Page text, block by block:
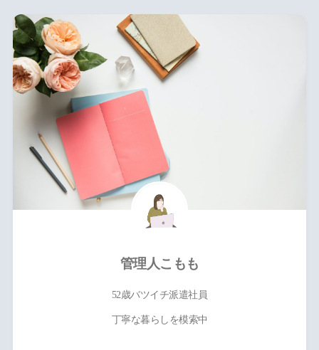
管理人こもも
52歳バツイチ派遣社員
丁寧な暮らしを模索中